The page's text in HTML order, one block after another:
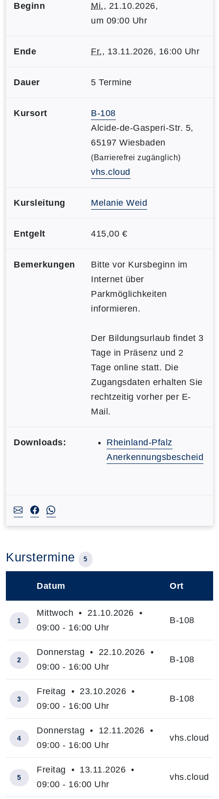
Beginn Mi., 21.10.2026,
um 09:00 Uhr
Ende Fr., 13.11.2026, 16:00 Uhr
Dauer 5 Termine
Kursort
B-108
Alcide-de-Gasperi-Str. 5,
65197 Wiesbaden
(Barrierefrei zugänglich)
vhs.cloud
Kursleitung Melanie Weid
Entgelt 415,00 €
Bemerkungen
Bitte vor Kursbeginn im
Internet über
Parkmöglichkeiten
informieren.
Der Bildungsurlaub findet 3
Tage in Präsenz und 2
Tage online statt. Die
Zugangsdaten erhalten Sie
rechtzeitig vorher per E-
Mail.
Downloads:
Rheinland-Pfalz
Anerkennungsbescheid
Kurstermine 5
Datum Ort
1
Mittwoch • 21.10.2026 •
09:00 - 16:00 Uhr
B-108
2
Donnerstag • 22.10.2026 •
09:00 - 16:00 Uhr
B-108
3
Freitag • 23.10.2026 •
09:00 - 16:00 Uhr
B-108
4
Donnerstag • 12.11.2026 •
09:00 - 16:00 Uhr
vhs.cloud
5
Freitag • 13.11.2026 •
09:00 - 16:00 Uhr
vhs.cloud